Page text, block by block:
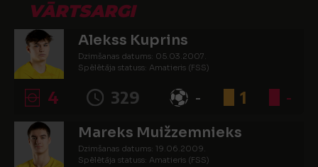
VĀRTSARGI
Alekss Kuprins
Dzimšanas datums: 05.03.2007.
Spēlētāja statuss: Amatieris (FSS)
4 329 - 1 -
Mareks Muižzemnieks
Dzimšanas datums: 19.06.2009.
Spēlētāja statuss: Amatieris (FSS)